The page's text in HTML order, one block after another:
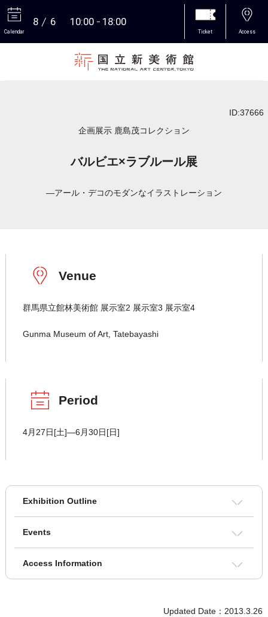
Calendar
8 6 10:00 18:00
Ticket Access
ID:37666
企画展示 鹿島茂コレクション
バルビエ×ラブルール展
―アール・デコのモダンなイラストレーション
Venue
群馬県立館林美術館 展示室2 展示室3 展示室4
Gunma Museum of Art, Tatebayashi
Period
4月27日[土]―6月30日[日]
Exhibition Outline
Events
Access Information
Updated Date：2013.3.26